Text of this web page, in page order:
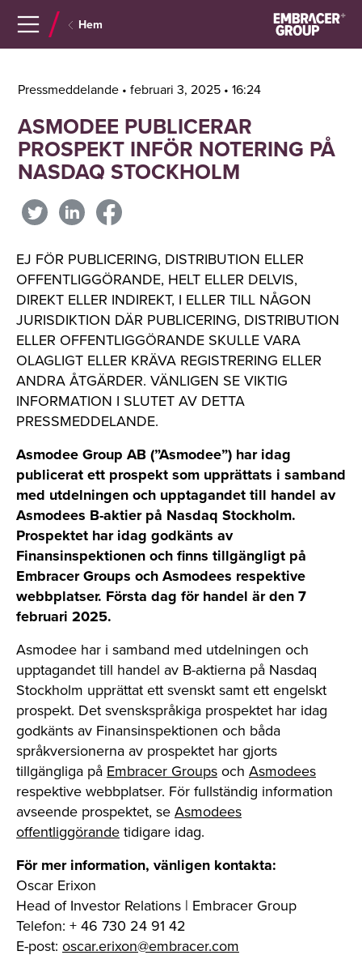
Hem
Pressmeddelande • februari 3, 2025 • 16:24
ASMODEE PUBLICERAR
PROSPEKT INFÖR NOTERING PÅ
NASDAQ STOCKHOLM
EJ FÖR PUBLICERING, DISTRIBUTION ELLER
OFFENTLIGGÖRANDE, HELT ELLER DELVIS,
DIREKT ELLER INDIREKT, I ELLER TILL NÅGON
JURISDIKTION DÄR PUBLICERING, DISTRIBUTION
ELLER OFFENTLIGGÖRANDE SKULLE VARA
OLAGLIGT ELLER KRÄVA REGISTRERING ELLER
ANDRA ÅTGÄRDER. VÄNLIGEN SE VIKTIG
INFORMATION I SLUTET AV DETTA
PRESSMEDDELANDE.
Asmodee Group AB (”Asmodee”) har idag
publicerat ett prospekt som upprättats i samband
med utdelningen och upptagandet till handel av
Asmodees B-aktier på Nasdaq Stockholm.
Prospektet har idag godkänts av
Finansinspektionen och finns tillgängligt på
Embracer Groups och Asmodees respektive
webbplatser. Första dag för handel är den 7
februari 2025.
Asmodee har i samband med utdelningen och
upptagandet till handel av B-aktierna på Nasdaq
Stockholm upprättat ett svenskt samt ett engelskt
prospekt. Det svenskspråkiga prospektet har idag
godkänts av Finansinspektionen och båda
språkversionerna av prospektet har gjorts
tillgängliga på Embracer Groupsoch Asmodees
respektive webbplatser. För fullständig information
avseende prospektet, seAsmodees
offentliggörandetidigare idag.
För mer information, vänligen kontakta:
Oscar Erixon
Head of Investor Relations | Embracer Group
Telefon: + 46 730 24 91 42
E-post: oscar.erixon@embracer.com